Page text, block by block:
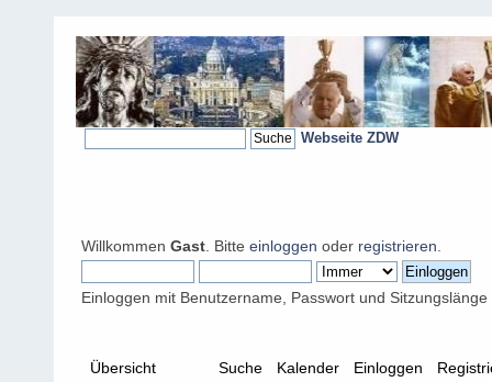
Webseite ZDW
Willkommen Gast . Bitte einloggen oder registrieren
Einloggen mit Benutzername, Passwort und Sitzungslänge
Übersicht Suche Kalender Einloggen